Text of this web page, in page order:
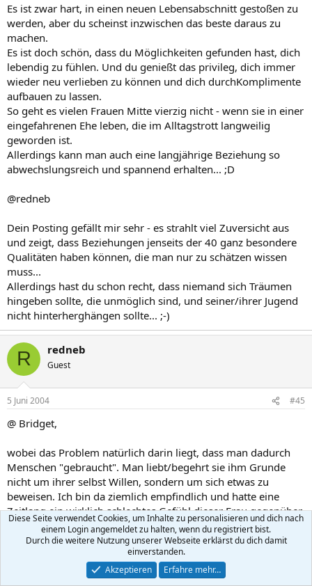
Es ist zwar hart, in einen neuen Lebensabschnitt gestoßen zu
werden, aber du scheinst inzwischen das beste daraus zu
machen.
Es ist doch schön, dass du Möglichkeiten gefunden hast, dich
lebendig zu fühlen. Und du genießt das privileg, dich immer
wieder neu verlieben zu können und dich durchKomplimente
aufbauen zu lassen.
So geht es vielen Frauen Mitte vierzig nicht - wenn sie in einer
eingefahrenen Ehe leben, die im Alltagstrott langweilig
geworden ist.
Allerdings kann man auch eine langjährige Beziehung so
abwechslungsreich und spannend erhalten... ;D
@redneb
Dein Posting gefällt mir sehr - es strahlt viel Zuversicht aus
und zeigt, dass Beziehungen jenseits der 40 ganz besondere
Qualitäten haben können, die man nur zu schätzen wissen
muss...
Allerdings hast du schon recht, dass niemand sich Träumen
hingeben sollte, die unmöglich sind, und seiner/ihrer Jugend
nicht hinterherghängen sollte... ;-)
R redneb
Guest
5 Juni 2004 #45
@ Bridget,
wobei das Problem natürlich darin liegt, dass man dadurch
Menschen "gebraucht". Man liebt/begehrt sie ihm Grunde
nicht um ihrer selbst Willen, sondern um sich etwas zu
beweisen. Ich bin da ziemlich empfindlich und hatte eine
Zeitlang ein wirklich schlechtes Gefühl dieser Frau gegenüber.
Im Moment baggere ich wieder so ein bisschen und freue
mich, dass ich es schaffe, jeden Kontakt damit zu beginnen,
dass ich mich als Beziehungskrüppel oute.
Diese Seite verwendet Cookies, um Inhalte zu personalisieren und dich nach
einem Login angemeldet zu halten, wenn du registriert bist.
Durch die weitere Nutzung unserer Webseite erklärst du dich damit
einverstanden.
Akzeptieren
Erfahre mehr…